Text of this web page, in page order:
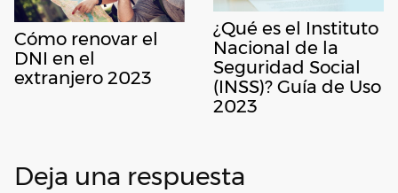
Cómo renovar el
DNI en el
extranjero 2023
¿Qué es el Instituto
Nacional de la
Seguridad Social
(INSS)? Guía de Uso
2023
Deja una respuesta